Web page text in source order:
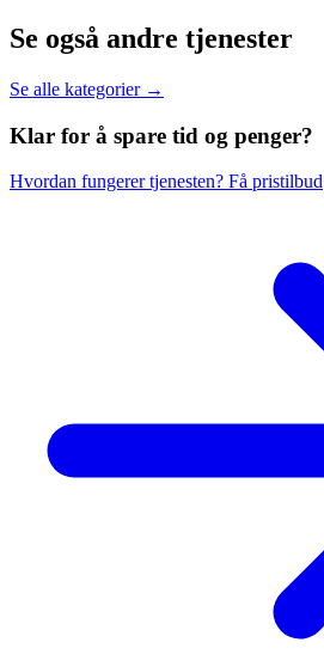
Se også andre tjenester
Se alle kategorier →
Klar for å spare tid og penger?
Hvordan fungerer tjenesten? Få pristilbud